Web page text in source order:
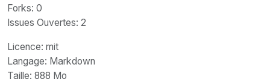
Forks: 0
Issues Ouvertes: 2
Licence: mit
Langage: Markdown
Taille: 888 Mo